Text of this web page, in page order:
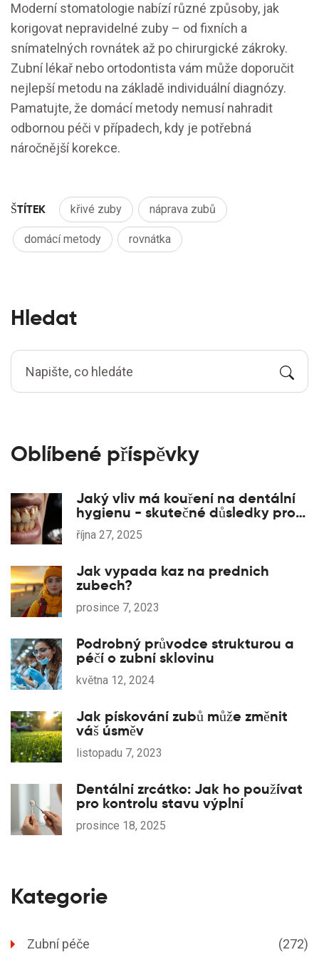
Moderní stomatologie nabízí různé způsoby, jak
korigovat nepravidelné zuby – od fixních a
snímatelných rovnátek až po chirurgické zákroky.
Zubní lékař nebo ortodontista vám může doporučit
nejlepší metodu na základě individuální diagnózy.
Pamatujte, že domácí metody nemusí nahradit
odbornou péči v případech, kdy je potřebná
náročnější korekce.
ŠTÍTEK křivé zuby náprava zubů
domácí metody rovnátka
Hledat
Oblíbené příspěvky
Jaký vliv má kouření na dentální
hygienu - skutečné důsledky pro
zuby a dásně
října 27, 2025
Jak vypada kaz na prednich
zubech?
prosince 7, 2023
Podrobný průvodce strukturou a
péčí o zubní sklovinu
května 12, 2024
Jak pískování zubů může změnit
váš úsměv
listopadu 7, 2023
Dentální zrcátko: Jak ho používat
pro kontrolu stavu výplní
prosince 18, 2025
Kategorie
Zubní péče (272)